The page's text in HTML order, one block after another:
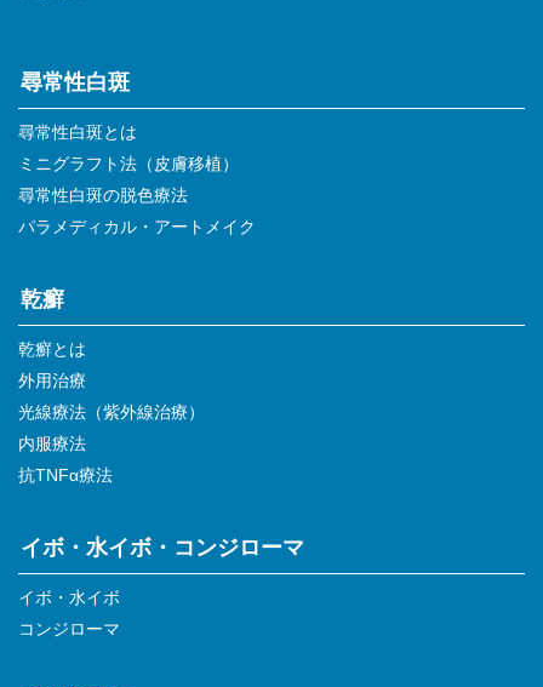
尋常性白斑
尋常性白斑とは
ミニグラフト法（皮膚移植）
尋常性白斑の脱色療法
パラメディカル・アートメイク
乾癬
乾癬とは
外用治療
光線療法（紫外線治療）
内服療法
抗TNFα療法
イボ・水イボ・コンジローマ
イボ・水イボ
コンジローマ